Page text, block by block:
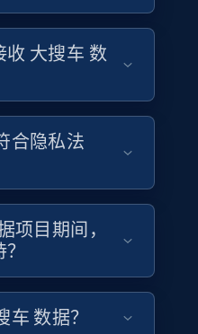
Category,
and more.
收 大搜车 数
合隐私法
项目期间，
车 数据？